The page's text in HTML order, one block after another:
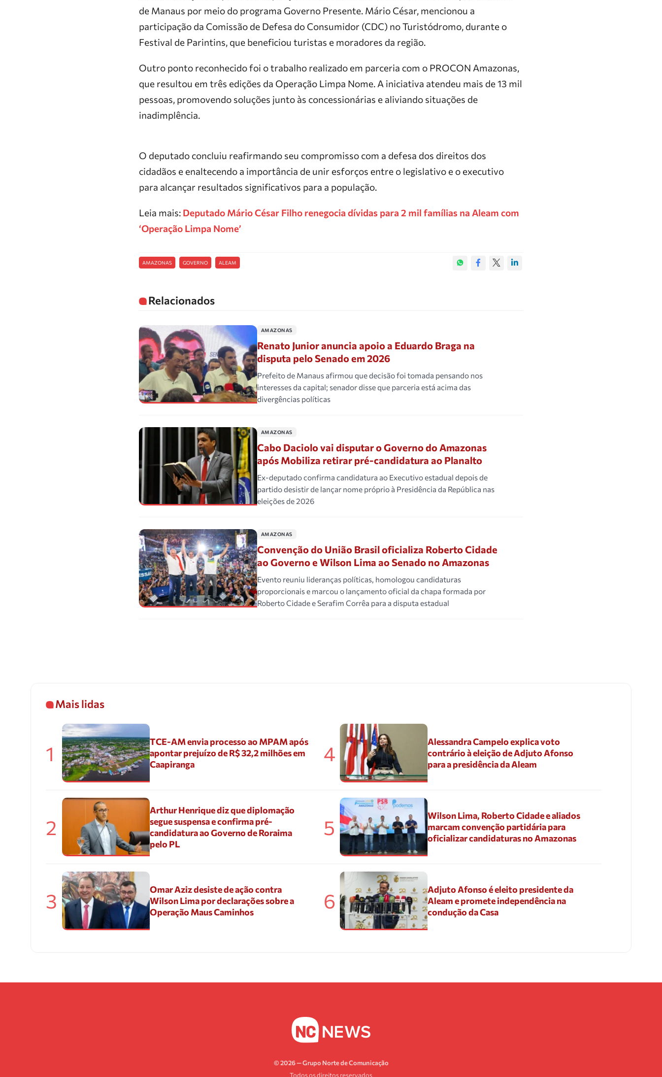
de Manaus por meio do programa Governo Presente. Mário César, mencionou a
participação da Comissão de Defesa do Consumidor (CDC) no Turistódromo, durante o
Festival de Parintins, que beneficiou turistas e moradores da região.
Outro ponto reconhecido foi o trabalho realizado em parceria com o PROCON Amazonas,
que resultou em três edições da Operação Limpa Nome. A iniciativa atendeu mais de 13 mil
pessoas, promovendo soluções junto às concessionárias e aliviando situações de
inadimplência.
O deputado concluiu reafirmando seu compromisso com a defesa dos direitos dos
cidadãos e enaltecendo a importância de unir esforços entre o legislativo e o executivo
para alcançar resultados significativos para a população.
Leia mais: Deputado Mário César Filho renegocia dívidas para 2 mil famílias na Aleam com
‘Operação Limpa Nome’
AMAZONAS GOVERNO ALEAM
Relacionados
AMAZONAS
Renato Junior anuncia apoio a Eduardo Braga na
disputa pelo Senado em 2026
Prefeito de Manaus afirmou que decisão foi tomada pensando nos
interesses da capital; senador disse que parceria está acima das
divergências políticas
AMAZONAS
Cabo Daciolo vai disputar o Governo do Amazonas
após Mobiliza retirar pré-candidatura ao Planalto
Ex-deputado confirma candidatura ao Executivo estadual depois de
partido desistir de lançar nome próprio à Presidência da República nas
eleições de 2026
AMAZONAS
Convenção do União Brasil oficializa Roberto Cidade
ao Governo e Wilson Lima ao Senado no Amazonas
Evento reuniu lideranças políticas, homologou candidaturas
proporcionais e marcou o lançamento oficial da chapa formada por
Roberto Cidade e Serafim Corrêa para a disputa estadual
Mais lidas
1
TCE-AM envia processo ao MPAM após
apontar prejuízo de R$ 32,2 milhões em
Caapiranga
2
Arthur Henrique diz que diplomação
segue suspensa e confirma pré-
candidatura ao Governo de Roraima
pelo PL
3
Omar Aziz desiste de ação contra
Wilson Lima por declarações sobre a
Operação Maus Caminhos
4
Alessandra Campelo explica voto
contrário à eleição de Adjuto Afonso
para a presidência da Aleam
5
Wilson Lima, Roberto Cidade e aliados
marcam convenção partidária para
oficializar candidaturas no Amazonas
6
Adjuto Afonso é eleito presidente da
Aleam e promete independência na
condução da Casa
© 2026 — Grupo Norte de Comunicação
Todos os direitos reservados